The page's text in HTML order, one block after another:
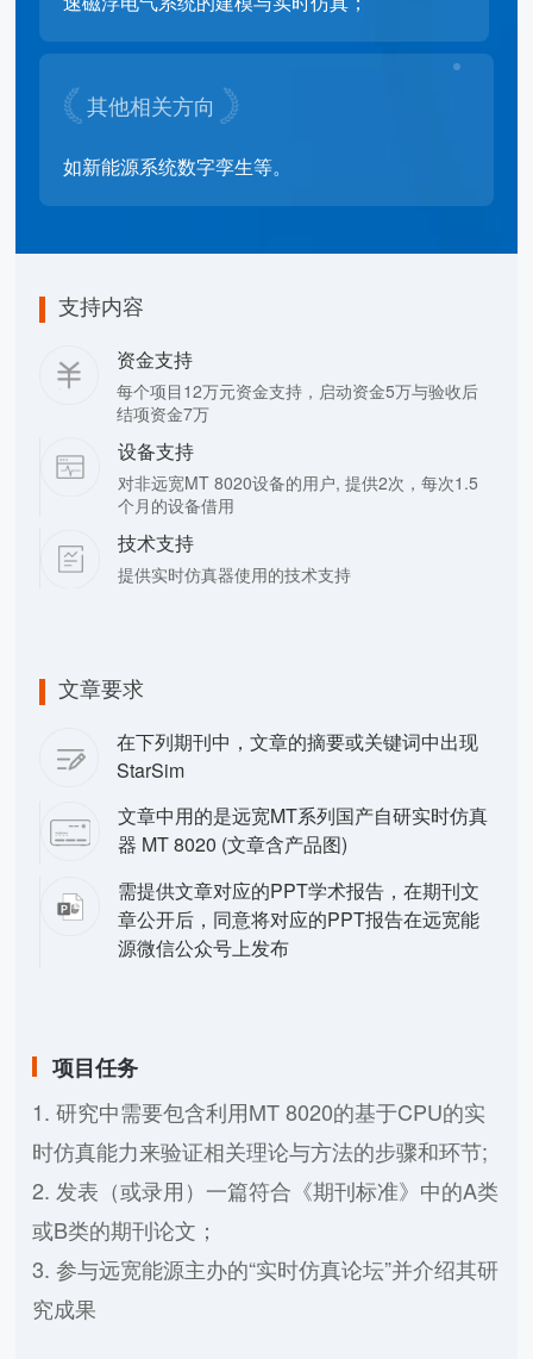
其他相关方向
如新能源系统数字孪生等。
支持内容
资金支持
每个项目12万元资金支持，启动资金5万与验收后
结项资金7万
设备支持
对非远宽MT 8020设备的用户, 提供2次，每次1.5
个月的设备借用
技术支持
提供实时仿真器使用的技术支持
文章要求
在下列期刊中，文章的摘要或关键词中出现
StarSim
文章中用的是远宽MT系列国产自研实时仿真
器 MT 8020 (文章含产品图)
需提供文章对应的PPT学术报告，在期刊文
章公开后，同意将对应的PPT报告在远宽能
源微信公众号上发布
项目任务
1. 研究中需要包含利用MT 8020的基于CPU的实
时仿真能力来验证相关理论与方法的步骤和环节;
2. 发表（或录用）一篇符合《期刊标准》中的A类
或B类的期刊论文；
3. 参与远宽能源主办的“实时仿真论坛”并介绍其研
究成果